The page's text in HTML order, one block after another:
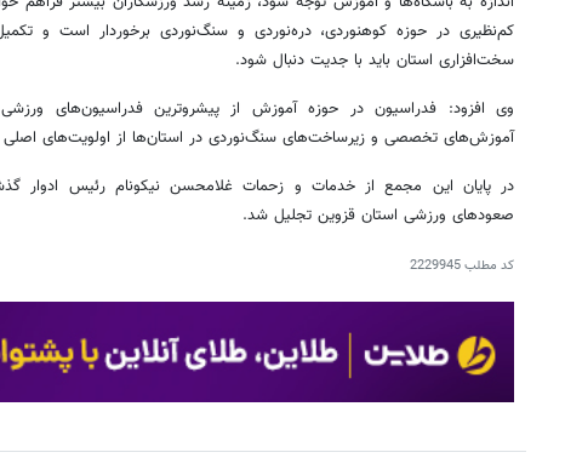
کم‌نظیری در حوزه کوهنوردی، دره‌نوردی و سنگ‌نوردی برخوردار است و
سخت‌افزاری استان باید با جدیت دنبال شود.
وی افزود: فدراسیون در حوزه آموزش از پیشروترین فدراسیون‌های
آموزش‌های تخصصی و زیرساخت‌های سنگ‌نوردی در استان‌ها از اولویت‌های
در پایان این مجمع از خدمات و زحمات غلامحسن نیکونام رئیس ادوار
صعودهای ورزشی استان قزوین تجلیل شد.
کد مطلب2229945